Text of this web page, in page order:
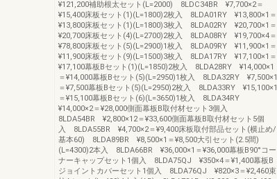
¥121,200補助根太セット(L=2000) 8LDC34BR ¥7,700×2＝
¥15,400床板セット(1)(L=1800)2枚入 8LDA01RY ¥13,800×1＝
¥13,800床板セット(1)(L=1800)3枚入 8LDA02RY ¥20,700×1＝
¥20,700床板セット(4)(L=2700)2枚入 8LDA08RY ¥19,700×4＝
¥78,800床板セット(5)(L=2900)1枚入 8LDA09RY ¥11,900×1＝
¥11,900床板セット(9)(L=1500)3枚入 8LDA17RY ¥17,100×1＝
¥17,100幕板Bセット(1)(L=1850)2枚入 8LDA28RY ¥14,000×1
＝¥14,000幕板Bセット(5)(L=2950)1枚入 8LDA32RY ¥7,500×1
＝¥7,500幕板Bセット(5)(L=2950)2枚入 8LDA33RY ¥15,100×1
＝¥15,100幕板Bセット(6)(L=3650)1枚入 8LDA34RY
¥14,000×2＝¥28,000側面幕板B取付材セット3個入
8LDA54BR ¥2,800×12＝¥33,600側面幕板B取付材セット5個
入 8LDA55BR ¥4,700×2＝¥9,400床板取付部品セット(横止め/
基本60) 8LDA89BR ¥8,500×1＝¥8,500大引セット(2.5間)
(L=4300)2本入 8LDA66BR ¥36,000×1＝¥36,000幕板B90°コー
ナーキャップセット1個入 8LDA75QJ ¥350×4＝¥1,400幕板B
ジョイントカバーセット1個入 8LDA76QJ ¥820×3＝¥2,460束